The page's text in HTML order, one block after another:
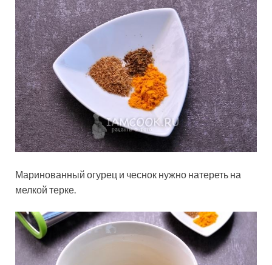
Маринованный огурец и чеснок нужно натереть на
мелкой терке.